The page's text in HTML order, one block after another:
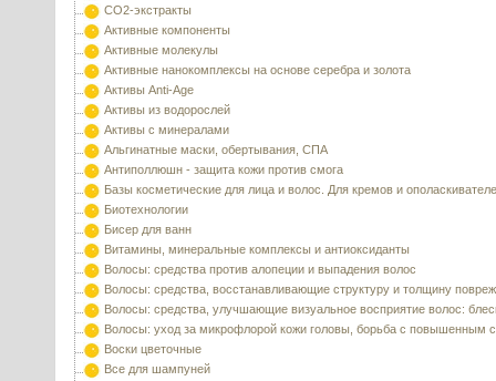
CO2-экстракты
Активные компоненты
Активные молекулы
Активные нанокомплексы на основе серебра и золота
Активы Anti-Age
Активы из водорослей
Активы с минералами
Альгинатные маски, обертывания, СПА
Антиполлюшн - защита кожи против смога
Базы косметические для лица и волос. Для кремов и
Биотехнологии
Бисер для ванн
Витамины, минеральные комплексы и антиоксиданты
Волосы: средства против алопеции и выпадения волос
Волосы: средства, восстанавливающие структуру и толщину
Волосы: средства, улучшающие визуальное восприятие волос:
Волосы: уход за микрофлорой кожи головы, борьба с повышенным
Воски цветочные
Все для шампуней